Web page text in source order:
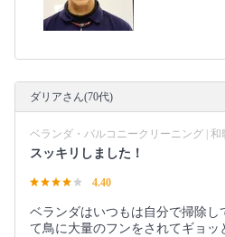
ダリアさん(70代)
ベランダ・バルコニークリーニング | 和
スッキリしました！
4.40
ベランダはいつもは自分で掃除し
て鳥に大量のフンをされてギョ